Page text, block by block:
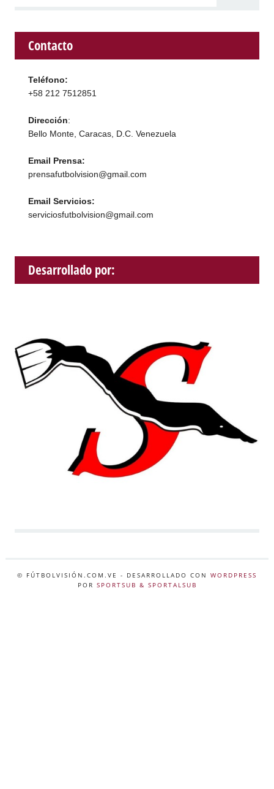
Contacto
Teléfono:
+58 212 7512851
Dirección:
Bello Monte, Caracas, D.C. Venezuela
Email Prensa:
prensafutbolvision@gmail.com
Email Servicios:
serviciosfutbolvision@gmail.com
Desarrollado por:
© FÚTBOLVISIÓN.COM.VE - DESARROLLADO CON WORDPRESS
POR SPORTSUB & SPORTALSUB